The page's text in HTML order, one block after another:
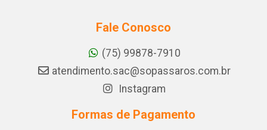
Fale Conosco
(75) 99878-7910
atendimento.sac@sopassaros.com.br
Instagram
Formas de Pagamento